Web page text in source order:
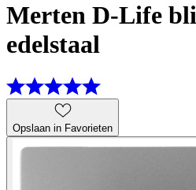
Merten D-Life
edelstaal
Opslaan in Favorieten